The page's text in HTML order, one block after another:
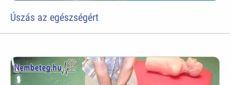
Úszás az egészségért